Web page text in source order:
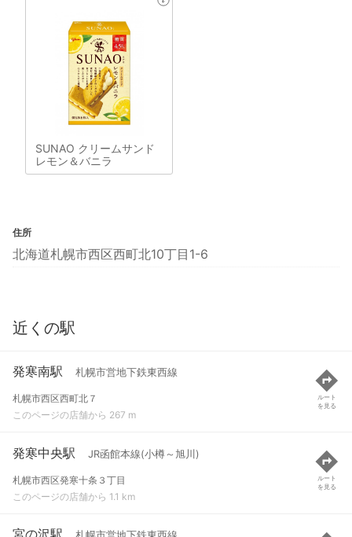
SUNAO クリームサンド
レモン＆バニラ
住所
北海道札幌市西区西町北10丁目1-6
近くの駅
発寒南駅 札幌市営地下鉄東西線
札幌市西区西町北７
このページの店舗から 267 m
ルート
を見る
発寒中央駅 JR函館本線(小樽～旭川)
札幌市西区発寒十条３丁目
このページの店舗から 1.1 km
ルート
を見る
宮の沢駅